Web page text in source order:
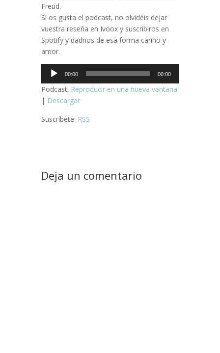
Freud.
Si os gusta el podcast, no olvidéis dejar
vuestra reseña en Ivoox y suscribiros en
Spotify y dadnos de esa forma cariño y
amor.
Reproductor
audio
00:00 00:00
Podcast: Reproducir en una nueva ventana
| Descargar
Suscríbete: RSS
Deja un comentario